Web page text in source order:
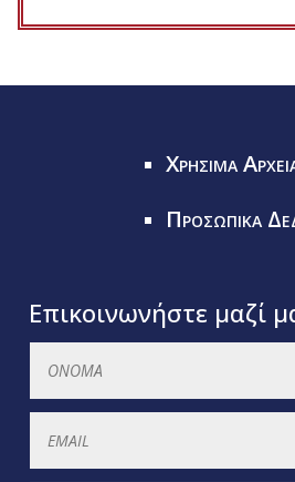
Χρησιμα
Προσωπικα
Επικοινωνήστε μαζί